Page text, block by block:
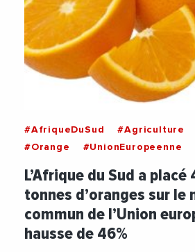
#AfriqueDuSud #Agriculture
#Orange
#UnionEuropeenne
L’Afrique du Sud a placé
tonnes d’oranges sur le
commun de l’Union
hausse de 46%